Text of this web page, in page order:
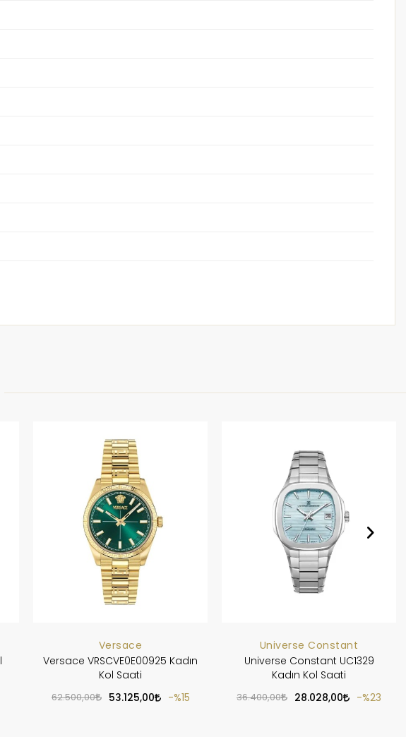
Versace
Versace VRSCVE0E00925 Kadın
Kol Saati
62.500,00 53.125,00 %15
Universe Constant
Universe Constant UC1329
Kadın Kol Saati
36.400,00 28.028,00 %23